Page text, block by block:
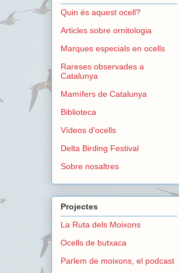
Quin és aquest ocell?
Articles sobre ornitologia
Marques especials en ocells
Rareses observades a
Catalunya
Mamífers de Catalunya
Biblioteca
Vídeos d'ocells
Delta Birding Festival
Sobre nosaltres
Projectes
La Ruta dels Moixons
Ocells de butxaca
Parlem de moixons, el podcast